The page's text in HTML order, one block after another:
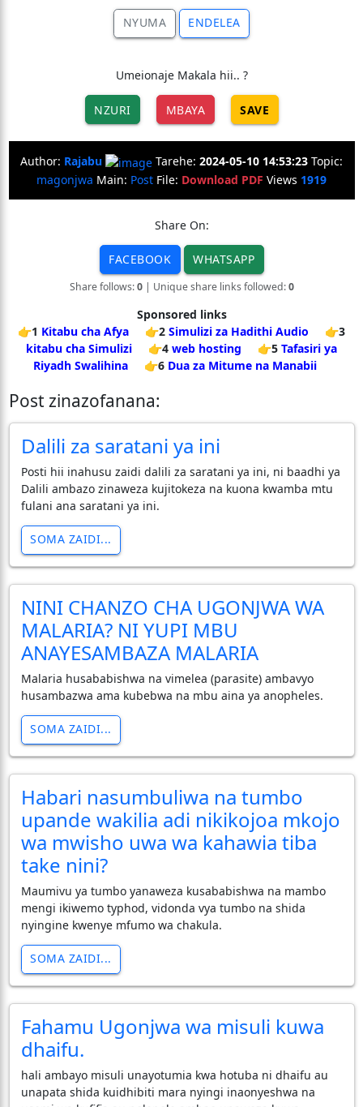
NYUMA ENDELEA
Umeionaje Makala hii.. ?
NZURI MBAYA SAVE
Author: Rajabu Tarehe: 2024-05-10 14:53:23 Topic:
magonjwa Main: Post File: Download PDF Views 1919
Share On:
FACEBOOK WHATSAPP
Share follows:0| Unique share links followed:0
Sponsored links
👉1 Kitabu cha Afya 👉2 Simulizi za Hadithi Audio
👉3
kitabu cha Simulizi
👉4 web hosting 👉5 Tafasiri ya
Riyadh Swalihina
👉6 Dua za Mitume na Manabii
Post zinazofanana:
Dalili za saratani ya ini
Posti hii inahusu zaidi dalili za saratani ya ini, ni baadhi ya
Dalili ambazo zinaweza kujitokeza na kuona kwamba mtu
fulani ana saratani ya ini.
SOMA ZAIDI...
NINI CHANZO CHA UGONJWA WA
MALARIA? NI YUPI MBU
ANAYESAMBAZA MALARIA
Malaria husababishwa na vimelea (parasite) ambavyo
husambazwa ama kubebwa na mbu aina ya anopheles.
SOMA ZAIDI...
Habari nasumbuliwa na tumbo
upande wakilia adi nikikojoa mkojo
wa mwisho uwa wa kahawia tiba
take nini?
Maumivu ya tumbo yanaweza kusababishwa na mambo
mengi ikiwemo typhod, vidonda vya tumbo na shida
nyingine kwenye mfumo wa chakula.
SOMA ZAIDI...
Fahamu Ugonjwa wa misuli kuwa
dhaifu.
hali ambayo misuli unayotumia kwa hotuba ni dhaifu au
unapata shida kuidhibiti mara nyingi inaonyeshwa na